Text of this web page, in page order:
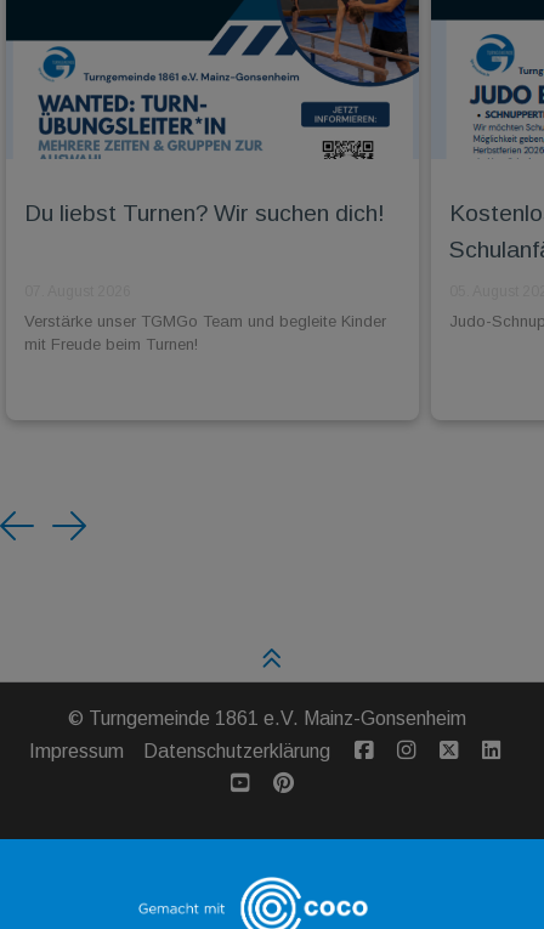
Du liebst Turnen? Wir suchen dich!
Verstärke unser TGMGo Team und begleite Kinder
mit Freude beim Turnen!
Judo-
Previous
Next
© Turngemeinde 1861 e.V. Mainz-Gonsenheim
Impressum
Datenschutzerklärung